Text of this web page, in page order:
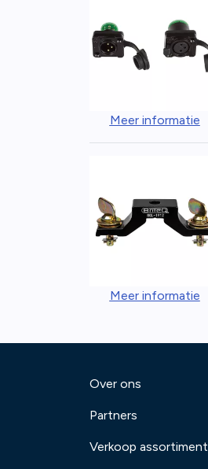
Meer informatie
Meer informatie
Over ons
Partners
Verkoop assortiment